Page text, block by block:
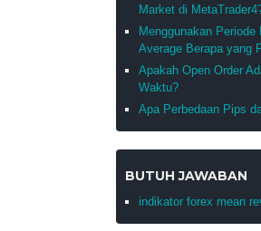
Market di
Menggunakan Periode
Average Berapa yang
Apakah Open Order
Waktu?
Apa Perbedaan Pips
BUTUH JAWABAN
indikator forex mean